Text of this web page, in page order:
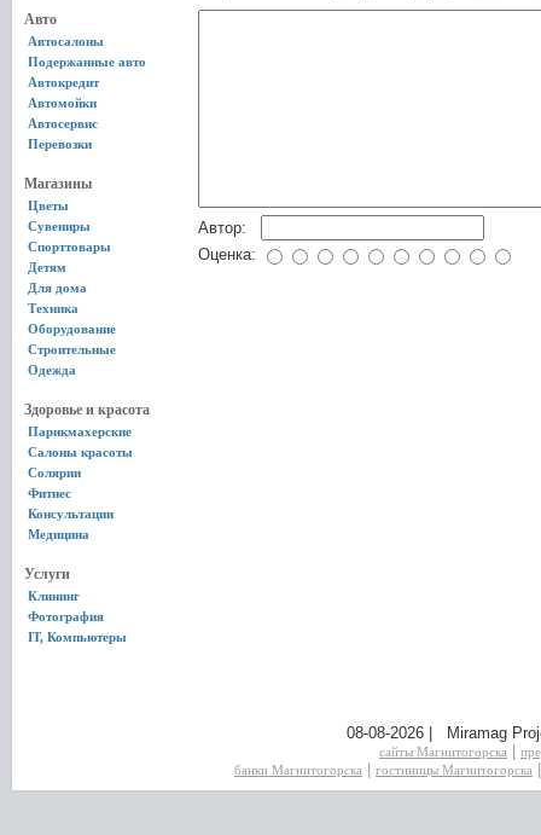
Авто
Автосалоны
Подержанные авто
Автокредит
Автомойки
Автосервис
Перевозки
Магазины
Цветы
Сувениры
Спорттовары
Детям
Для дома
Техника
Оборудование
Строительные
Одежда
Здоровье и красота
Парикмахерские
Салоны красоты
Солярии
Фитнес
Консультации
Медицина
Услуги
Клининг
Фотография
IT, Компьютеры
Автор:
Оценка:
08-08-2026 | Miramag
сайты Магнитогорска
банки Магнитогорска
гостиницы Магнитогорска